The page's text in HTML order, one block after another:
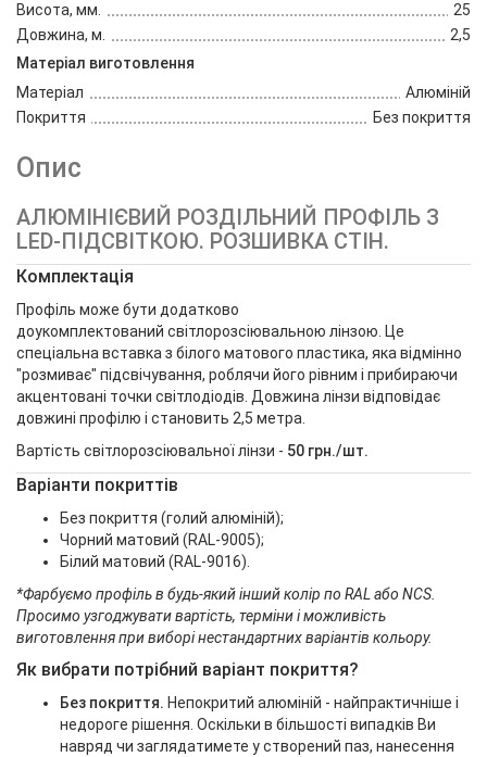
Висота, мм.
25
Довжина, м.
2,5
Матеріал виготовлення
Матеріал
Алюміній
Покриття
Без покриття
Опис
АЛЮМІНІЄВИЙ РОЗДІЛЬНИЙ ПРОФІЛЬ З
LED-ПІДСВІТКОЮ. РОЗШИВКА СТІН.
Комплектація
Профіль може бути додатково
доукомплектований світлорозсіювальною лінзою. Це
спеціальна вставка з білого матового пластика, яка відмінно
"розмиває" підсвічування, роблячи його рівним і прибираючи
акцентовані точки світлодіодів. Довжина лінзи відповідає
довжині профілю і становить 2,5 метра.
Вартість світлорозсіювальної лінзи - 50 грн./шт.
Варіанти покриттів
Без покриття (голий алюміній);
Чорний матовий (RAL-9005);
Білий матовий (RAL-9016).
*Фарбуємо профіль в будь-який інший колір по RAL або NCS.
Просимо узгоджувати вартість, терміни і можливість
виготовлення при виборі нестандартних варіантів кольору.
Як вибрати потрібний варіант покриття?
Без покриття. Непокритий алюміній - найпрактичніше і
недороге рішення. Оскільки в більшості випадків Ви
навряд чи заглядатимете у створений паз, нанесення